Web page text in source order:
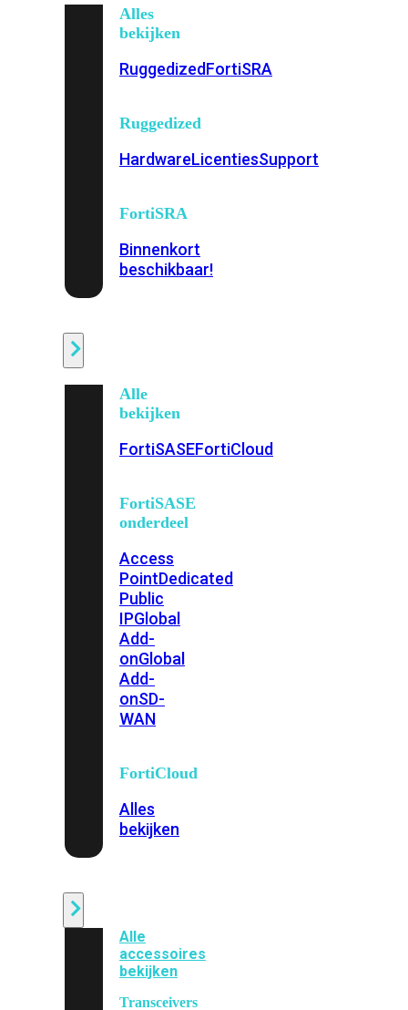
Alles
bekijken
RuggedizedFortiSRA
Ruggedized
HardwareLicentiesSupport
FortiSRA
Binnenkort
beschikbaar!
Alle
bekijken
FortiSASEFortiCloud
FortiSASE
onderdeel
Access
PointDedicated
Public
IPGlobal
Add-
onGlobal
Add-
onSD-
WAN
FortiCloud
Alles
bekijken
Alle
accessoires
bekijken
Transceivers